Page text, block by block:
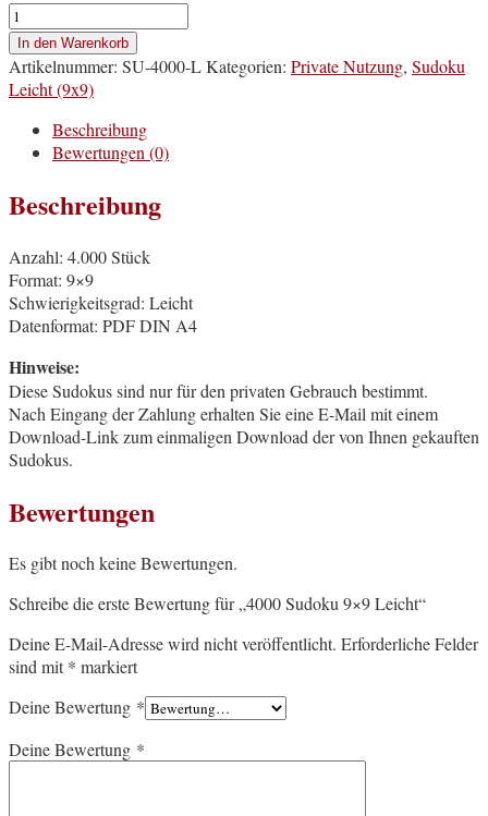
4000
Sudoku
9×9
Leicht
Menge
In den Warenkorb
Artikelnummer: SU-4000-LKategorien: Private Nutzung, Sudoku
Leicht (9x9)
Beschreibung
Bewertungen (0)
Beschreibung
Anzahl: 4.000 Stück
Format: 9×9
Schwierigkeitsgrad: Leicht
Datenformat: PDF DIN A4
Hinweise:
Diese Sudokus sind nur für den privaten Gebrauch bestimmt.
Nach Eingang der Zahlung erhalten Sie eine E-Mail mit einem
Download-Link zum einmaligen Download der von Ihnen gekauften
Sudokus.
Bewertungen
Es gibt noch keine Bewertungen.
Schreibe die erste Bewertung für „4000 Sudoku 9×9 Leicht“
Deine E-Mail-Adresse wird nicht veröffentlicht. Erforderliche Felder
sind mit* markiert
Deine Bewertung *
Deine Bewertung *